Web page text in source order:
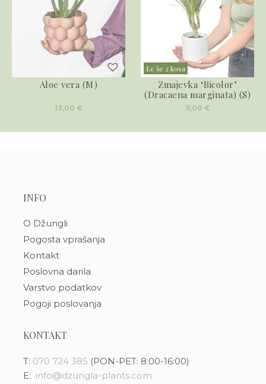
Aloe vera (M)
13,00 €
Le še 2 kosa
Zmajevka ‘Bicolor’
(Dracaena marginata) (S)
9,00 €
INFO
O Džungli
Pogosta vprašanja
Kontakt
Poslovna darila
Varstvo podatkov
Pogoji poslovanja
KONTAKT
T: 070 724 385 (PON-PET: 8:00-16:00)
E: info@dzungla-plants.com